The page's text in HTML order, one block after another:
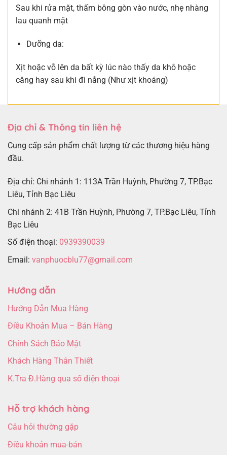
Sau khi rửa mặt, thấm bông gòn vào nước, nhẹ nhàng
lau quanh mặt
Dưỡng da:
Xịt hoặc vỗ lên da bất kỳ lúc nào thấy da khô hoặc
căng hay sau khi đi nắng (Như xịt khoáng)
Địa chỉ & Thông tin liên hệ
Cung cấp sản phẩm chất lượng từ các thương hiệu hàng
đầu.
Địa chỉ: Chi nhánh 1: 113A Trần Huỳnh, Phường 7, TP.Bạc
Liêu, Tỉnh Bạc Liêu
Chi nhánh 2: 41B Trần Huỳnh, Phường 7, TP.Bạc Liêu, Tỉnh
Bạc Liêu
Số điện thoại: 0939390039
Email: vanphuocblu77@gmail.com
Hướng dẫn
Hướng Dẫn Mua Hàng
Điều Khoản Mua – Bán Hàng
Chính Sách Bảo Mật
Khách Hàng Thân Thiết
K.Tra Đ.Hàng qua số điện thoại
Hỗ trợ khách hàng
Câu hỏi thường gặp
Điều khoản mua-bán